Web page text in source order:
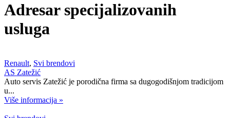
Adresar specijalizovanih
usluga
Renault, Svi brendovi
AS Zatežić
Auto servis Zatežić je porodična firma sa dugogodišnjom tradicijom
u...
Više informacija »